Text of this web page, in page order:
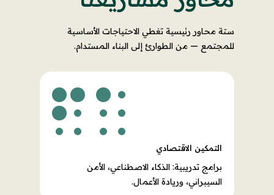
ستة محاور رئيسية تغطي الاحتياجات الأساسية
للمجتمع — من الطوارئ إلى البناء المستدام.

التمكين الاقتصادي
برامج تدريبية: الذكاء الاصطناعي، الأمن
السيبراني، وريادة الأعمال.